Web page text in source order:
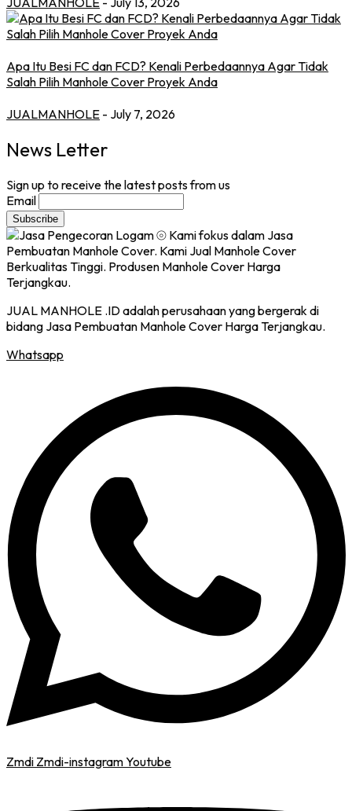
Apa Itu Besi FC dan FCD? Kenali Perbedaannya Agar Tidak
Salah Pilih Manhole Cover Proyek Anda
JUALMANHOLE - July 7, 2026
News Letter
Sign up to receive the latest posts from us
Email
JUAL MANHOLE .ID adalah perusahaan yang bergerak di
bidang Jasa Pembuatan Manhole Cover Harga Terjangkau.
Whatsapp
Zmdi Zmdi-instagramYoutube